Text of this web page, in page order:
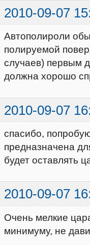
2010-09-07
Автополироли
полируемой
случаев) первым
должна хорошо
2010-09-07
спасибо,
предназначена
будет оставлять
2010-09-07
Очень мелкие
минимуму, не